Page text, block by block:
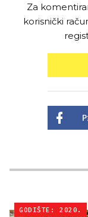
Za
korisnički
GODIŠTE: 2020.